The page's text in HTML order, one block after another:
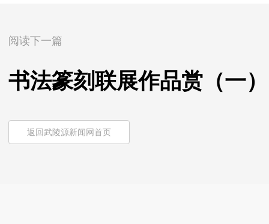
阅读下一篇
书法篆刻联展作品赏（一）
返回武陵源新闻网首页